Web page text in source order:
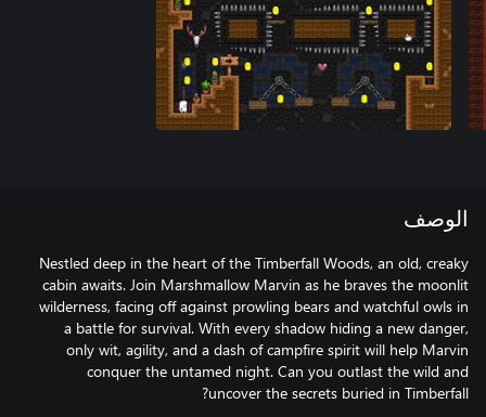
الوصف
Nestled deep in the heart of the Timberfall Woods, an old, creaky
cabin awaits. Join Marshmallow Marvin as he braves the moonlit
wilderness, facing off against prowling bears and watchful owls in
a battle for survival. With every shadow hiding a new danger,
only wit, agility, and a dash of campfire spirit will help Marvin
conquer the untamed night. Can you outlast the wild and
uncover the secrets buried in Timberfall?